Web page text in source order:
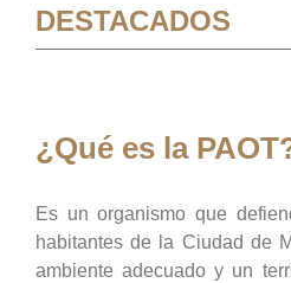
DESTACADOS
¿Qué es la
Es un organismo que
habitantes de la Ciudad de
ambiente adecuado y un